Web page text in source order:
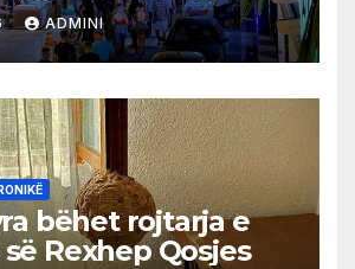
ADMINI
bëhet rojtarja e
Rexhep Qosjes